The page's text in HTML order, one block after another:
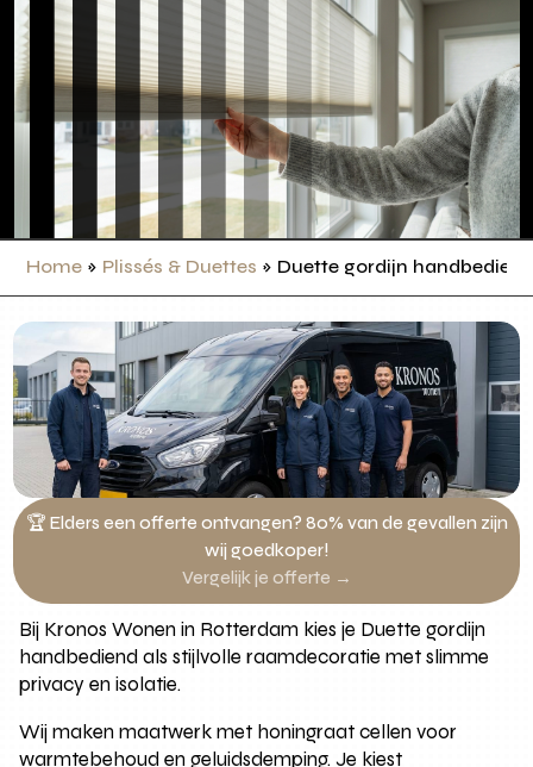
Home » Plissés & Duettes » Duette gordijn
🏆 Elders een offerte ontvangen? 80% van de gevallen zijn
wij goedkoper!
Vergelijk je offerte →
Bij Kronos Wonen in Rotterdam kies je Duette gordijn
handbediend als stijlvolle raamdecoratie met slimme
privacy en isolatie.
Wij maken maatwerk met honingraat cellen voor
warmtebehoud en geluidsdemping. Je kiest